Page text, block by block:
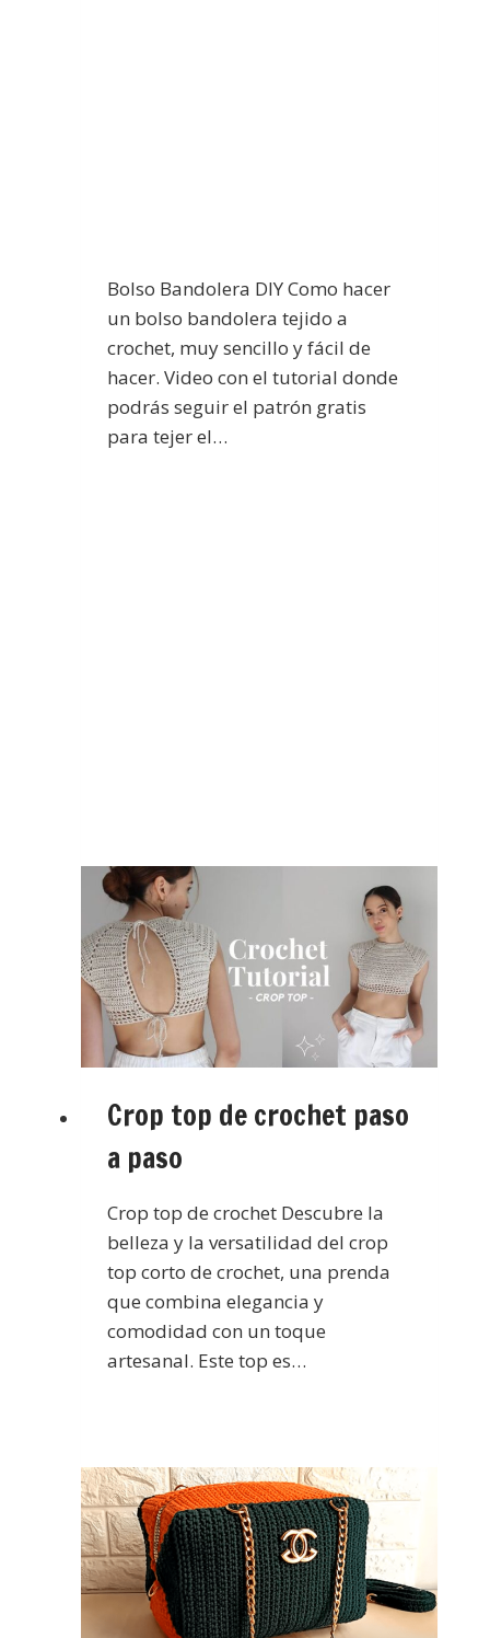
Bolso Bandolera DIY Como hacer
un bolso bandolera tejido a
crochet, muy sencillo y fácil de
hacer. Video con el tutorial donde
podrás seguir el patrón gratis
para tejer el…
Crop top de crochet paso
a paso
Crop top de crochet Descubre la
belleza y la versatilidad del crop
top corto de crochet, una prenda
que combina elegancia y
comodidad con un toque
artesanal. Este top es…